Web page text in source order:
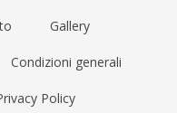
Gallery
Condizioni generali
Policy